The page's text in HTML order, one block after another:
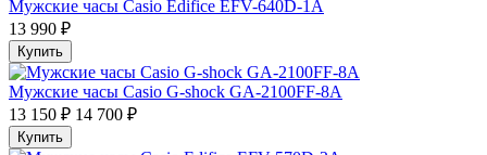
Мужские часы Casio Edifice EFV-640D-1A
13 990 ₽
Купить
Мужские часы Casio G-shock GA-2100FF-8A
13 150 ₽ 14 700 ₽
Купить